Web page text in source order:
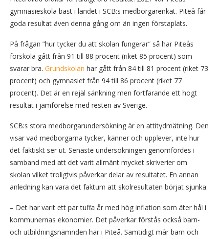
gymnasieskola bäst i landet i SCB:s medborgarenkät. Piteå får
goda resultat även denna gång om än ingen förstaplats.
På frågan ”hur tycker du att skolan fungerar” så har Piteås
förskola gått från 91 till 88 procent (riket 85 procent) som
svarar bra. Grundskolan har gått från 84 till 81 procent (riket 73
procent) och gymnasiet från 94 till 86 procent (riket 77
procent). Det är en rejäl sänkning men fortfarande ett högt
resultat i jämförelse med resten av Sverige.
SCB:s stora medborgarundersökning är en attitydmätning. Den
visar vad medborgarna tycker, känner och upplever, inte hur
det faktiskt ser ut. Senaste undersökningen genomfördes i
samband med att det varit allmänt mycket skriverier om
skolan vilket troligtvis påverkar delar av resultatet. En annan
anledning kan vara det faktum att skolresultaten börjat sjunka.
– Det har varit ett par tuffa år med hög inflation som äter hål i
kommunernas ekonomier. Det påverkar förstås också barn-
och utbildningsnämnden här i Piteå. Samtidigt mår barn och